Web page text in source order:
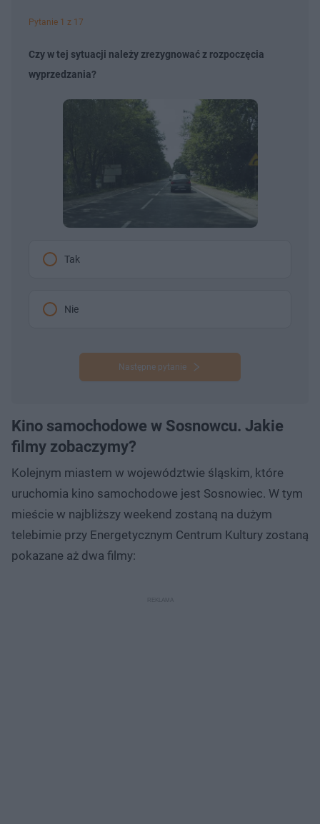
Pytanie 1 z 17
Czy w tej sytuacji należy zrezygnować z rozpoczęcia
wyprzedzania?
Tak
Nie
Następne pytanie
Kino samochodowe w Sosnowcu. Jakie
filmy zobaczymy?
Kolejnym miastem w województwie śląskim, które
uruchomia kino samochodowe jest Sosnowiec. W tym
mieście w najbliższy weekend zostaną na dużym
telebimie przy Energetycznym Centrum Kultury zostaną
pokazane aż dwa filmy: